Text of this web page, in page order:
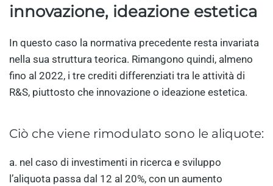
innovazione, ideazione estetica
In questo caso la normativa precedente resta invariata
nella sua struttura teorica. Rimangono quindi, almeno
fino al 2022, i tre crediti differenziati tra le attività di
R&S, piuttosto che innovazione o ideazione estetica.
Ciò che viene rimodulato sono le aliquote:
a. nel caso di investimenti in ricerca e sviluppo
l’aliquota passa dal 12 al 20%, con un aumento